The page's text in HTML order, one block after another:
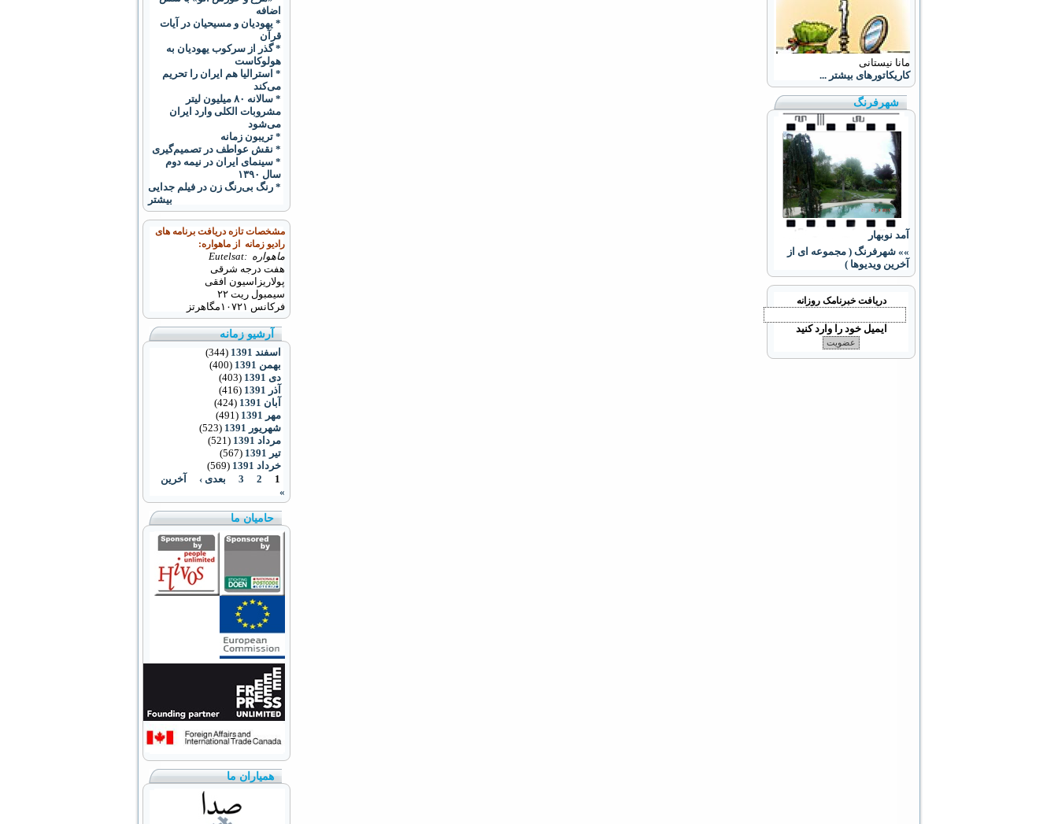
مانا نیستانی
کاریکاتورهای بیشتر ...
شهرفرنگ
آمد نوبهار
»» شهرفرنگ ( مجموعه ای از
آخرین ویدیوها )
دریافت خبرنامک روزانه
ایمیل خود را وارد کنید
اضافه
* یهودیان و مسیحیان در آیات
قرآن
* گذر از سرکوب یهودیان به
هولوکاست
* استراليا هم ايران را تحريم
می‌کند
* سالانه ۸۰ ميليون ليتر
مشروبات الکلی وارد ايران
می‌شود
* تریبون زمانه
* نقش عواطف در تصمیم‌گیری
* سینمای ایران در نیمه دوم
سال ۱۳۹۰
* رنگ بی‌رنگ زن در فیلم جدایی
بیشتر
مشخصات تازه دریافت برنامه های
رادیو زمانه از ماهواره:
ماهواره :Eutelsat
هفت درجه شرقی
پولاریزاسیون افقی
سیمبول ریت ۲۲
فرکانس ۱۰۷۲۱ مگاهرتز
آرشیو زمانه
اسفند 1391
(344)
بهمن 1391
(400)
دی 1391
(403)
آذر 1391
(416)
آبان 1391
(424)
مهر 1391
(491)
شهریور 1391
(523)
مرداد 1391
(521)
تیر 1391
(567)
خرداد 1391
(569)
1
2
3 بعدی ›
آخرین
»
حامیان ما
همیاران ما